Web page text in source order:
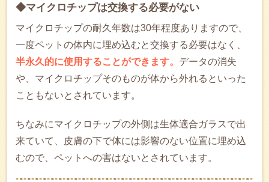
◆マイクロチップは交換する必要がない
マイクロチップの耐久年数は30年程度ありますので、
一度ペットの体内に埋め込むと交換する必要はなく、
半永久的に使用することができます。 データの消失
や、マイクロチップそのものが体から外れるといった
こともないとされています。
ちなみにマイクロチップの外側は生体適合ガラスで出
来ていて、皮膚の下で体には影響のない位置に埋め込
むので、ペットへの害はないとされています。